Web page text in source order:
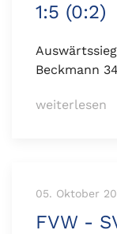
1:5 (0:2)
Beckmann
weiterlesen
05. Oktober
FVW -